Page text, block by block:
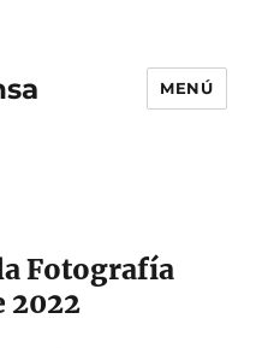
MENÚ
Fotografía
2022